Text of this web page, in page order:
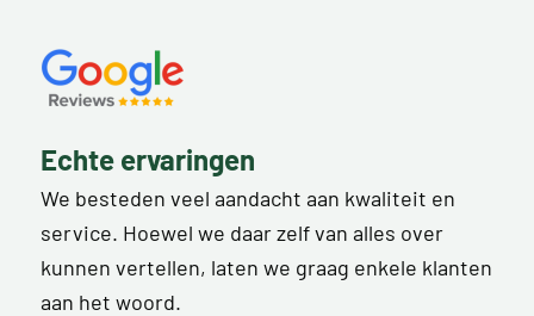
Echte ervaringen
We besteden veel aandacht aan kwaliteit en
service. Hoewel we daar zelf van alles over
kunnen vertellen, laten we graag enkele klanten
aan het woord.